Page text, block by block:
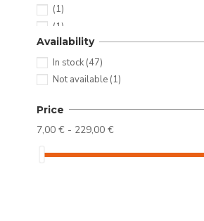
(1)
(1)
(1)
Blau und schwarz
Rot (2)
Superhelden(3)
Weiß und Wassergrün
Availability
In stock(47)
Not available (1)
Price
7,00 € - 229,00 €